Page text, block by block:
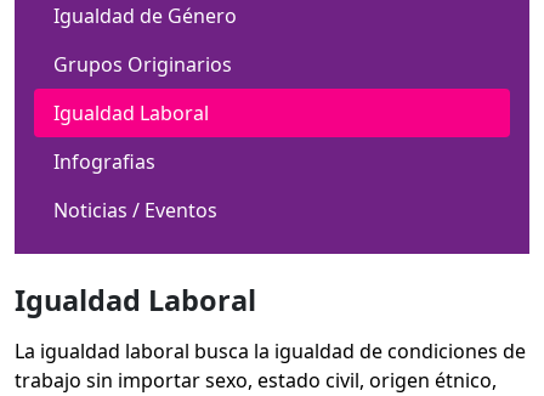
Igualdad de Género
Grupos Originarios
Igualdad Laboral
Infografias
Noticias / Eventos
Igualdad Laboral
La igualdad laboral busca la igualdad de condiciones de
trabajo sin importar sexo, estado civil, origen étnico,